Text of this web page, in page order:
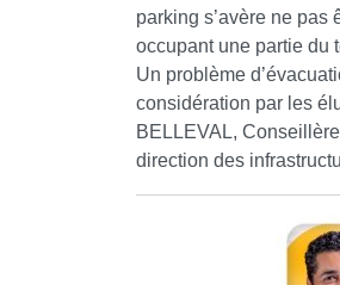
parking s’avère ne pas
occupant une partie du
Un problème
considération par les
BELLEVAL,
direction des